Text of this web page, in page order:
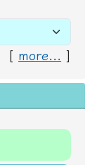
[ more... ]